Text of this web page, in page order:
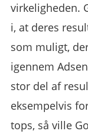
virkeligheden.
i, at deres
som muligt,
igennem
stor del af
eksempelvis
tops, så ville